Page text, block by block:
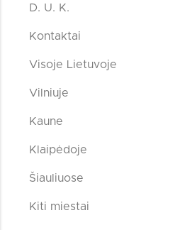
D. U. K.
Kontaktai
Visoje Lietuvoje
Vilniuje
Kaune
Klaipėdoje
Šiauliuose
Kiti miestai